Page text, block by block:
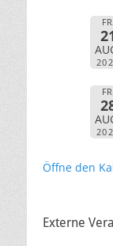
FR.
FR.
Öffne den
Externe